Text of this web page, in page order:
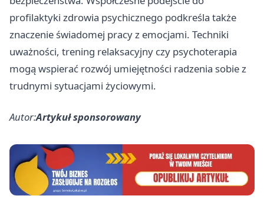
profilaktyki zdrowia psychicznego podkreśla także
znaczenie świadomej pracy z emocjami. Techniki
uważności, trening relaksacyjny czy psychoterapia
mogą wspierać rozwój umiejętności radzenia sobie z
trudnymi sytuacjami życiowymi.
Autor:Artykuł sponsorowany